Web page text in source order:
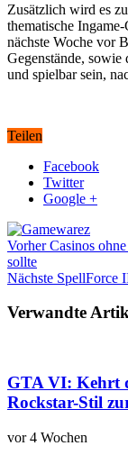
Zusätzlich wird es
thematische
nächste Woche vor
Gegenstände,
und spielbar sein,
Teilen
Facebook
Twitter
Google +
VorherCasinos
sollte
Nächste SpellForce
Verwandte
GTA VI: Kehrt
Rockstar-Stil
vor 4 Wochen